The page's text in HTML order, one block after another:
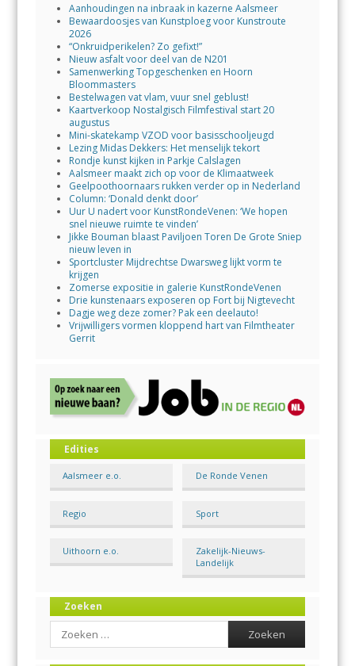
Aanhoudingen na inbraak in kazerne Aalsmeer
Bewaardoosjes van Kunstploeg voor Kunstroute
2026
“Onkruidperikelen? Zo gefixt!”
Nieuw asfalt voor deel van de N201
Samenwerking Topgeschenken en Hoorn
Bloommasters
Bestelwagen vat vlam, vuur snel geblust!
Kaartverkoop Nostalgisch Filmfestival start 20
augustus
Mini-skatekamp VZOD voor basisschooljeugd
Lezing Midas Dekkers: Het menselijk tekort
Rondje kunst kijken in Parkje Calslagen
Aalsmeer maakt zich op voor de Klimaatweek
Geelpoothoornaars rukken verder op in Nederland
Column: ‘Donald denkt door’
Uur U nadert voor KunstRondeVenen: ‘We hopen
snel nieuwe ruimte te vinden’
Jikke Bouman blaast Paviljoen Toren De Grote Sniep
nieuw leven in
Sportcluster Mijdrechtse Dwarsweg lijkt vorm te
krijgen
Zomerse expositie in galerie KunstRondeVenen
Drie kunstenaars exposeren op Fort bij Nigtevecht
Dagje weg deze zomer? Pak een deelauto!
Vrijwilligers vormen kloppend hart van Filmtheater
Gerrit
Edities
Aalsmeer e.o. De Ronde Venen
Regio Sport
Uithoorn e.o.
Zakelijk-Nieuws-
Landelijk
Zoeken
Search